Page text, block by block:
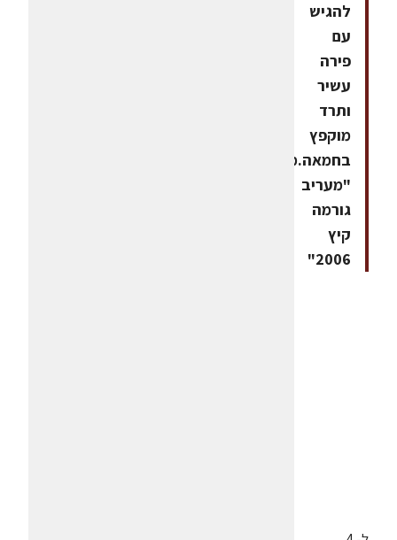
להגיש
עם
פירה
עשיר
ותרד
מוקפץ
בחמאה.ממתכוני
"מעריב
גורמה
קיץ
2006"